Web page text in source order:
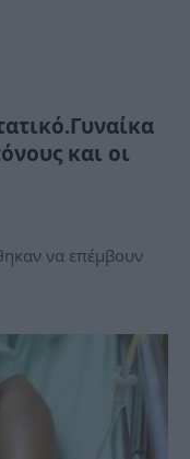
και οι
να επέμβουν